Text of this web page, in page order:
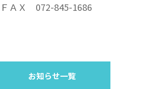
ＦＡＸ 072-845-1686
お知らせ一覧